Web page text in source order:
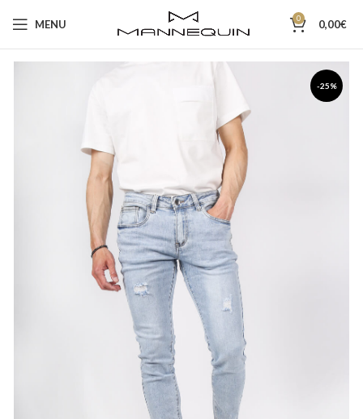
MENU 0 0,00€
-25%